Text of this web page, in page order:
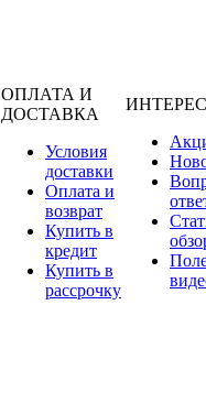
ОПЛАТА И
ДОСТАВКА
Условия
доставки
Оплата и
возврат
Купить в
кредит
Купить в
рассрочку